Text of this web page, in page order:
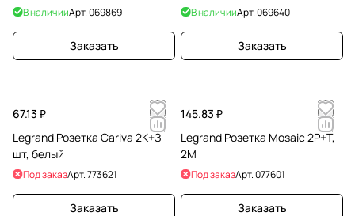
В наличииАрт.069869
Заказать
В наличииАрт.069640
Заказать
67.13 ₽
Legrand Розетка Cariva 2К+З
шт, белый
Под заказАрт.773621
Заказать
145.83 ₽
Legrand Розетка Mosaic 2P+Т,
2М
Под заказАрт.077601
Заказать